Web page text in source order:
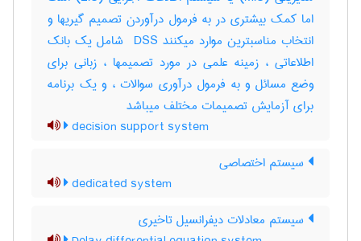
اما کمک بیشتری در به فرمول درآوردن تصمیم گیریها و
انتخاب مناسبترین موارد میکنند ‎ DSS شامل یک بانک
اطلاعاتی ، زمینه علمی در مورد تصمیمها ، زبانی برای
وضع مسائل و به فرمول درآوری سوالات ، و یک برنامه
برای آزمایش تصمیمات مختلف میباشد
decision support system
سیستم اختصاصی
dedicated system
سیستم معادلات دیفرانسیل تاخیری